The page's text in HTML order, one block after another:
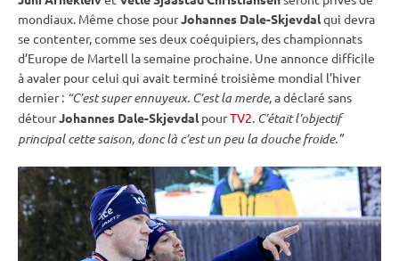
mondiaux. Même chose pourJohannes Dale-Skjevdalqui devra
se contenter, comme ses deux coéquipiers, des championnats
d’Europe de Martell la semaine prochaine. Une annonce difficile
à avaler pour celui qui avait terminé troisième mondial l’hiver
dernier : “C’est super ennuyeux. C’est la merde, a déclaré sans
détourJohannes Dale-SkjevdalpourTV2. C’était l’objectif
principal cette saison, donc là c’est un peu la douche froide.”